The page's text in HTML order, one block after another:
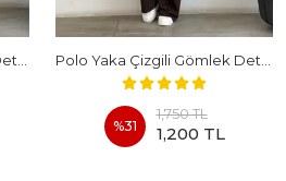
%31
1,750 TL
1,200 TL